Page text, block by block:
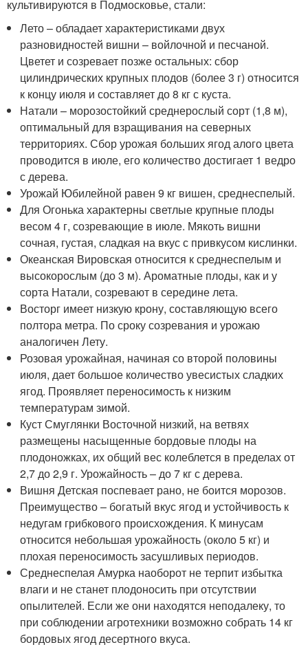
культивируются в Подмосковье, стали:
Лето – обладает характеристиками двух
разновидностей вишни – войлочной и песчаной.
Цветет и созревает позже остальных: сбор
цилиндрических крупных плодов (более 3 г) относится
к концу июля и составляет до 8 кг с куста.
Натали – морозостойкий среднерослый сорт (1,8 м),
оптимальный для взращивания на северных
территориях. Сбор урожая больших ягод алого цвета
проводится в июле, его количество достигает 1 ведро
с дерева.
Урожай Юбилейной равен 9 кг вишен, среднеспелый.
Для Огонька характерны светлые крупные плоды
весом 4 г, созревающие в июле. Мякоть вишни
сочная, густая, сладкая на вкус с привкусом кислинки.
Океанская Вировская относится к среднеспелым и
высокорослым (до 3 м). Ароматные плоды, как и у
сорта Натали, созревают в середине лета.
Восторг имеет низкую крону, составляющую всего
полтора метра. По сроку созревания и урожаю
аналогичен Лету.
Розовая урожайная, начиная со второй половины
июля, дает большое количество увесистых сладких
ягод. Проявляет переносимость к низким
температурам зимой.
Куст Смуглянки Восточной низкий, на ветвях
размещены насыщенные бордовые плоды на
плодоножках, их общий вес колеблется в пределах от
2,7 до 2,9 г. Урожайность – до 7 кг с дерева.
Вишня Детская поспевает рано, не боится морозов.
Преимущество – богатый вкус ягод и устойчивость к
недугам грибкового происхождения. К минусам
относится небольшая урожайность (около 5 кг) и
плохая переносимость засушливых периодов.
Среднеспелая Амурка наоборот не терпит избытка
влаги и не станет плодоносить при отсутствии
опылителей. Если же они находятся неподалеку, то
при соблюдении агротехники возможно собрать 14 кг
бордовых ягод десертного вкуса.